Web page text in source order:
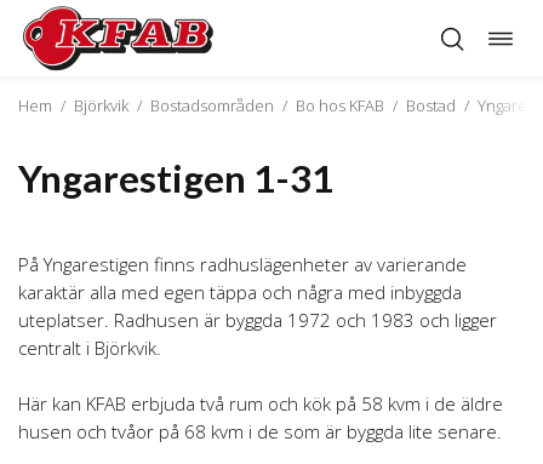
Hoppa
innehåll
Hem / Björkvik / Bostadsområden / Bo hos KFAB / Bostad /
Yngarestigen 1-31
På Yngarestigen finns radhuslägenheter av varierande
karaktär alla med egen täppa och några med inbyggda
uteplatser. Radhusen är byggda 1972 och 1983 och ligger
centralt i Björkvik.
Här kan KFAB erbjuda två rum och kök på 58 kvm i de äldre
husen och tvåor på 68 kvm i de som är byggda lite senare.